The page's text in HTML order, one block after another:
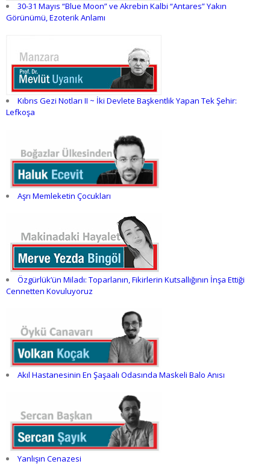
30-31 Mayıs “Blue Moon” ve Akrebin Kalbi “Antares” Yakın
Görünümü, Ezoterik Anlamı
Kıbrıs Gezi Notları II ~ İki Devlete Başkentlik Yapan Tek Şehir:
Lefkoşa
Aşrı Memleketin Çocukları
Özgürlük’ün Miladı: Toparlanın, Fikirlerin Kutsallığının İnşa Ettiği
Cennetten Kovuluyoruz
Akıl Hastanesinin En Şaşaalı Odasında Maskeli Balo Anısı
Yanlışın Cenazesi